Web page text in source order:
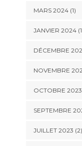
MARS 2024(1)
JANVIER 2024
DÉCEMBRE
NOVEMBRE
OCTOBRE 2023
SEPTEMBRE
JUILLET 2023 (2)